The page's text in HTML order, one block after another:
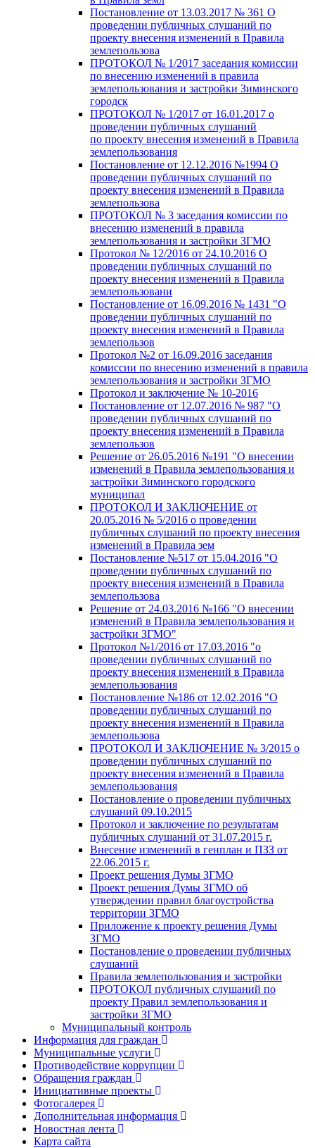
Постановление от 13.03.2017 № 361 О
проведении публичных слушаний по
проекту внесения изменений в Правила
землепользова
ПРОТОКОЛ № 1/2017 заседания комиссии
по внесению изменений в правила
землепользования и застройки Зиминского
городск
ПРОТОКОЛ № 1/2017 от 16.01.2017 о
проведении публичных слушаний
по проекту внесения изменений в Правила
землепользования
Постановление от 12.12.2016 №1994 О
проведении публичных слушаний по
проекту внесения изменений в Правила
землепользова
ПРОТОКОЛ № 3 заседания комиссии по
внесению изменений в правила
землепользования и застройки ЗГМО
Протокол № 12/2016 от 24.10.2016 О
проведении публичных слушаний по
проекту внесения изменений в Правила
землепользовани
Постановление от 16.09.2016 № 1431 "О
проведении публичных слушаний по
проекту внесения изменений в Правила
землепользов
Протокол №2 от 16.09.2016 заседания
комиссии по внесению изменений в правила
землепользования и застройки ЗГМО
Протокол и заключение № 10-2016
Постановление от 12.07.2016 № 987 "О
проведении публичных слушаний по
проекту внесения изменений в Правила
землепользов
Решение от 26.05.2016 №191 "О внесении
изменений в Правила землепользования и
застройки Зиминского городского
муниципал
ПРОТОКОЛ И ЗАКЛЮЧЕНИЕ от
20.05.2016 № 5/2016 о проведении
публичных слушаний по проекту внесения
изменений в Правила зем
Постановление №517 от 15.04.2016 "О
проведении публичных слушаний по
проекту внесения изменений в Правила
землепользова
Решение от 24.03.2016 №166 "О внесении
изменений в Правила землепользования и
застройки ЗГМО"
Протокол №1/2016 от 17.03.2016 "о
проведении публичных слушаний по
проекту внесения изменений в Правила
землепользования
Постановление №186 от 12.02.2016 "О
проведении публичных слушаний по
проекту внесения изменений в Правила
землепользова
ПРОТОКОЛ И ЗАКЛЮЧЕНИЕ № 3/2015 о
проведении публичных слушаний по
проекту внесения изменений в Правила
землепользования
Постановление о проведении публичных
слушаний 09.10.2015
Протокол и заключение по результатам
публичных слушаний от 31.07.2015 г.
Внесение изменений в генплан и ПЗЗ от
22.06.2015 г.
Проект решения Думы ЗГМО
Проект решения Думы ЗГМО об
утверждении правил благоустройства
территории ЗГМО
Приложение к проекту решения Думы
ЗГМО
Постановление о проведении публичных
слушаний
Правила землепользования и застройки
ПРОТОКОЛ публичных слушаний по
проекту Правил землепользования и
застройки ЗГМО
Муниципальный контроль
Информация для граждан
Муниципальные услуги
Противодействие коррупции
Обращения граждан
Инициативные проекты
Фотогалерея
Дополнительная информация
Новостная лента
Карта сайта